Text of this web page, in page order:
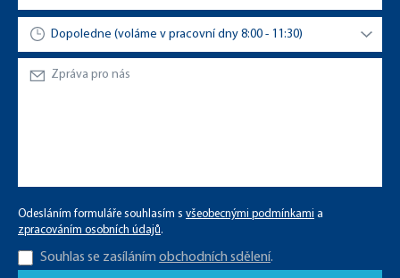
Odesláním formuláře souhlasím s všeobecnými podmínkami a
zpracováním osobních údajů.
Souhlas se zasíláním obchodních sdělení.